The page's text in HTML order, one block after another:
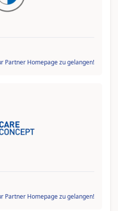
Partner Homepage zu gelangen!
Partner Homepage zu gelangen!